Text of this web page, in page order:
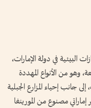
البيئية في دولة الإمارات،
وهو من الأنواع المهددة
جانب إحياء المزارع الجبلية
مصنوع من المورينغا